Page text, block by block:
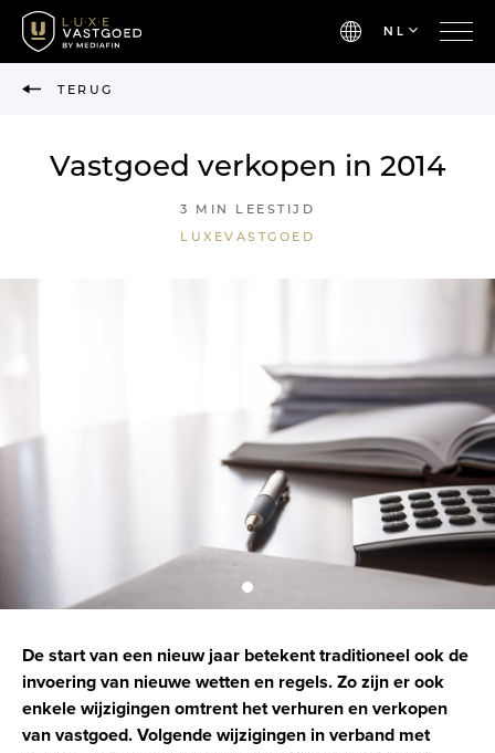
NL
TERUG
Vastgoed verkopen in 2014
3 MIN LEESTIJD
LUXEVASTGOED
De start van een nieuw jaar betekent traditioneel ook de
invoering van nieuwe wetten en regels. Zo zijn er ook
enkele wijzigingen omtrent het verhuren en verkopen
van vastgoed. Volgende wijzigingen in verband met